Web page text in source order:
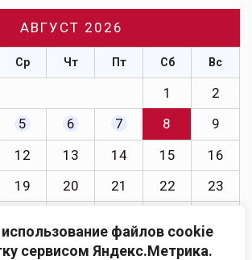
использование файлов cookie
сервисом Яндекс.Метрика.
АВГУСТ 2026
Ср Чт Пт Сб Вс
1
2
5 6 7 8
9
12 13 14 15
16
19 20 21 22
23